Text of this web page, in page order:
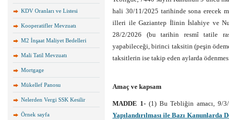
KDV Oranları ve Listesi
Kooperatifler Mevzuatı
M2 İnşaat Maliyet Bedelleri
Mali Tatil Mevzuatı
Mortgage
Mükellef Panosu
Nelerden Vergi SSK Kesilir
Örnek sayfa
hali 30/11/2025 tarihinde sona erecek
illeri ile Gaziantep İlinin İslahiye ve
28/2/2026 (bu tarihin resmî tatile
yapabileceği, birinci taksitin (peşin
taksitlerin ise takip eden aylarda
Amaç ve kapsam
MADDE 1- (1) Bu Tebliğin amacı, 9/
Yapılandırılması ile Bazı Kanunlarda